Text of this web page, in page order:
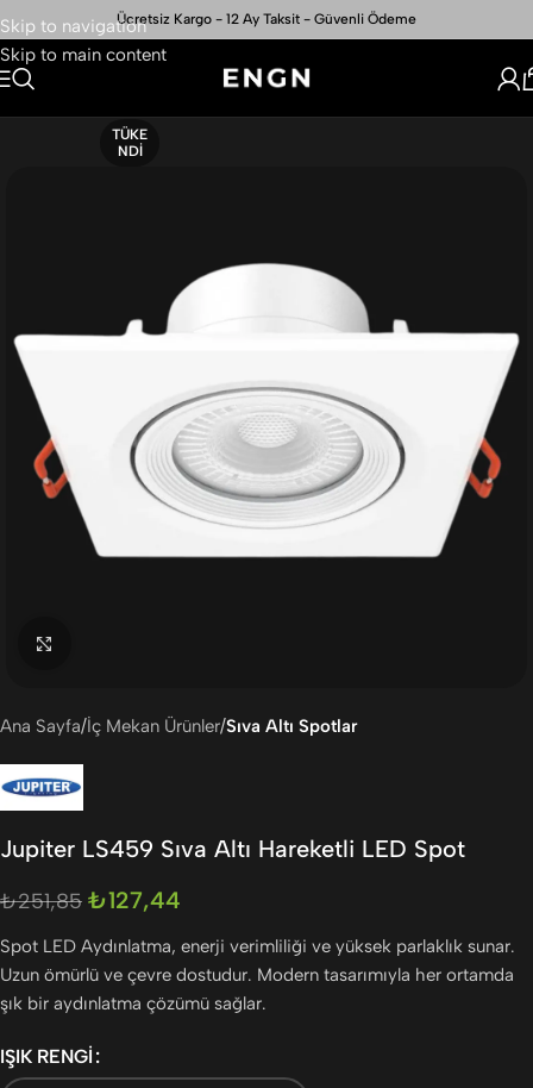
Skip to navigation
Skip to main content
Ücretsiz Kargo - 12 Ay Taksit - Güvenli Ödeme
TÜKE
NDI
Ana Sayfa İç Mekan Ürünler Sıva Altı Spotlar
Jupiter LS459 Sıva Altı Hareketli LED Spot
₺251,85 ₺127,44
Spot LED Aydınlatma, enerji verimliliği ve yüksek parlaklık sunar.
Uzun ömürlü ve çevre dostudur. Modern tasarımıyla her ortamda
şık bir aydınlatma çözümü sağlar.
IŞIK RENGI